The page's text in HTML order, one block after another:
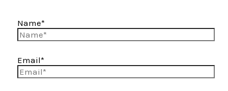
Name*
Email*